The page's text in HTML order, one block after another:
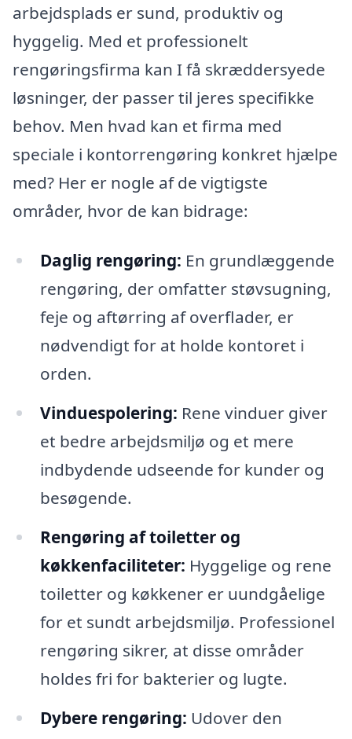
arbejdsplads er sund, produktiv og
hyggelig. Med et professionelt
rengøringsfirma kan I få skræddersyede
løsninger, der passer til jeres specifikke
behov. Men hvad kan et firma med
speciale i kontorrengøring konkret hjælpe
med? Her er nogle af de vigtigste
områder, hvor de kan bidrage:
Daglig rengøring: En grundlæggende
rengøring, der omfatter støvsugning,
feje og aftørring af overflader, er
nødvendigt for at holde kontoret i
orden.
Vinduespolering: Rene vinduer giver
et bedre arbejdsmiljø og et mere
indbydende udseende for kunder og
besøgende.
Rengøring af toiletter og
køkkenfaciliteter: Hyggelige og rene
toiletter og køkkener er uundgåelige
for et sundt arbejdsmiljø. Professionel
rengøring sikrer, at disse områder
holdes fri for bakterier og lugte.
Dybere rengøring: Udover den